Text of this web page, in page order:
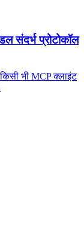
प्रोटोकॉल
भी MCP क्लाइंट